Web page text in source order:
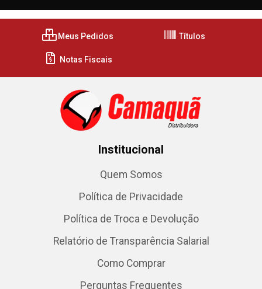
Meus Pedidos Títulos
Notas Fiscais
Institucional
Quem Somos
Política de Privacidade
Política de Troca e Devolução
Relatório de Transparência Salarial
Como Comprar
Perguntas Frequentes